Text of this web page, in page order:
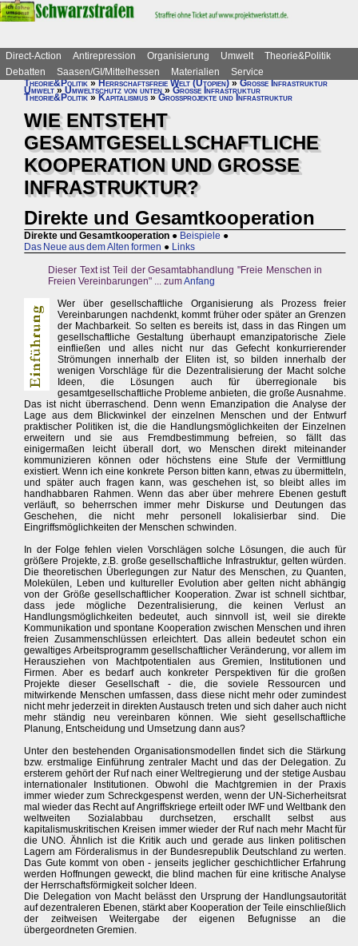
Direct-Action Antirepression Organisierung Umwelt
Theorie&Politik
Debatten
Saasen/GI/Mittelhessen Materialien
Service
Theorie&Politik»Herrschaftsfreie Welt (Utopien)»Große Infrastruktur
Umwelt » Umweltschutz von unten » Große Infrastruktur
Theorie&Politik » Kapitalismus » Großprojekte und Infrastruktur
WIE ENTSTEHT
GESAMTGESELLSCHAFTLICHE
KOOPERATION UND GROSSE
INFRASTRUKTUR?
Direkte und Gesamtkooperation
Direkte und Gesamtkooperation ● Beispiele ●
Das Neue aus dem Alten formen ● Links
Dieser Text ist Teil der Gesamtabhandlung "Freie Menschen in
Freien Vereinbarungen" ... zumAnfang
Wer über gesellschaftliche Organisierung als Prozess freier
Vereinbarungen nachdenkt, kommt früher oder später an Grenzen
der Machbarkeit. So selten es bereits ist, dass in das Ringen um
gesellschaftliche Gestaltung überhaupt emanzipatorische Ziele
einfließen und alles nicht nur das Gefecht konkurrierender
Strömungen innerhalb der Eliten ist, so bilden innerhalb der
wenigen Vorschläge für die Dezentralisierung der Macht solche
Ideen, die Lösungen auch für überregionale bis
gesamtgesellschaftliche Probleme anbieten, die große Ausnahme.
Das ist nicht überraschend. Denn wenn Emanzipation die Analyse der
Lage aus dem Blickwinkel der einzelnen Menschen und der Entwurf
praktischer Politiken ist, die die Handlungsmöglichkeiten der Einzelnen
erweitern und sie aus Fremdbestimmung befreien, so fällt das
einigermaßen leicht überall dort, wo Menschen direkt miteinander
kommunizieren können oder höchstens eine Stufe der Vermittlung
existiert. Wenn ich eine konkrete Person bitten kann, etwas zu übermitteln,
und später auch fragen kann, was geschehen ist, so bleibt alles im
handhabbaren Rahmen. Wenn das aber über mehrere Ebenen gestuft
verläuft, so beherrschen immer mehr Diskurse und Deutungen das
Geschehen, die nicht mehr personell lokalisierbar sind. Die
Eingriffsmöglichkeiten der Menschen schwinden.
In der Folge fehlen vielen Vorschlägen solche Lösungen, die auch für
größere Projekte, z.B. große gesellschaftliche Infrastruktur, gelten würden.
Die theoretischen Überlegungen zur Natur des Menschen, zu Quanten,
Molekülen, Leben und kultureller Evolution aber gelten nicht abhängig
von der Größe gesellschaftlicher Kooperation. Zwar ist schnell sichtbar,
dass jede mögliche Dezentralisierung, die keinen Verlust an
Handlungsmöglichkeiten bedeutet, auch sinnvoll ist, weil sie direkte
Kommunikation und spontane Kooperation zwischen Menschen und ihren
freien Zusammenschlüssen erleichtert. Das allein bedeutet schon ein
gewaltiges Arbeitsprogramm gesellschaftlicher Veränderung, vor allem im
Herausziehen von Machtpotentialen aus Gremien, Institutionen und
Firmen. Aber es bedarf auch konkreter Perspektiven für die großen
Projekte dieser Gesellschaft - die, die soviele Ressourcen und
mitwirkende Menschen umfassen, dass diese nicht mehr oder zumindest
nicht mehr jederzeit in direkten Austausch treten und sich daher auch nicht
mehr ständig neu vereinbaren können. Wie sieht gesellschaftliche
Planung, Entscheidung und Umsetzung dann aus?
Unter den bestehenden Organisationsmodellen findet sich die Stärkung
bzw. erstmalige Einführung zentraler Macht und das der Delegation. Zu
ersterem gehört der Ruf nach einer Weltregierung und der stetige Ausbau
internationaler Institutionen. Obwohl die Machtgremien in der Praxis
immer wieder zum Schreckgespenst werden, wenn der UN-Sicherheitsrat
mal wieder das Recht auf Angriffskriege erteilt oder IWF und Weltbank den
weltweiten Sozialabbau durchsetzen, erschallt selbst aus
kapitalismuskritischen Kreisen immer wieder der Ruf nach mehr Macht für
die UNO. Ähnlich ist die Kritik auch und gerade aus linken politischen
Lagern am Förderalismus in der Bundesrepublik Deutschland zu werten.
Das Gute kommt von oben - jenseits jeglicher geschichtlicher Erfahrung
werden Hoffnungen geweckt, die blind machen für eine kritische Analyse
der Herrschaftsförmigkeit solcher Ideen.
Die Delegation von Macht belässt den Ursprung der Handlungsautorität
auf dezentraleren Ebenen, stärkt aber Kooperation der Teile einschließlich
der zeitweisen Weitergabe der eigenen Befugnisse an die
übergeordneten Gremien.